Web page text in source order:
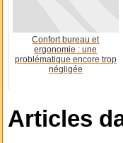
Confort bureau et
ergonomie : une
problématique encore trop
négligée
Articles